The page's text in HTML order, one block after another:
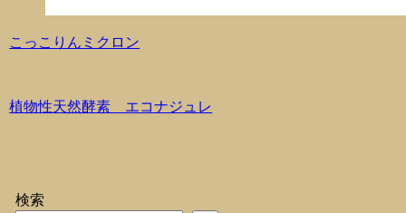
こっこりんミクロン
植物性天然酵素 エコナジュレ
検索